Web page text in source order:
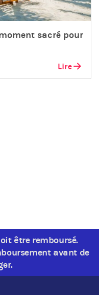
sacré pour
Lire
être remboursé.
avant de